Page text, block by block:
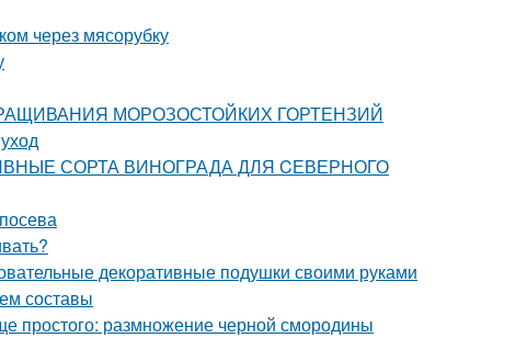
через мясорубку
МОРОЗОСТОЙКИХ ГОРТЕНЗИЙ
СОРТА ВИНОГРАДА ДЛЯ CЕВЕРНОГО
декоративные подушки своими руками
составы
простого: размножение черной смородины